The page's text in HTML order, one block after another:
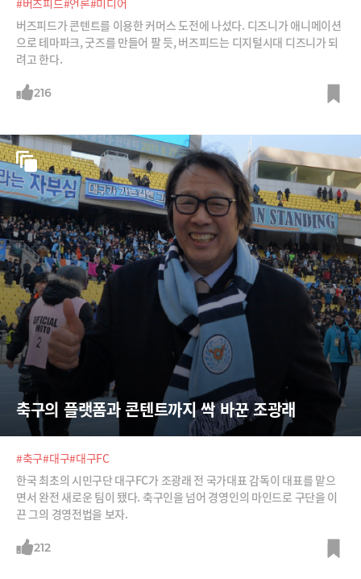
#버즈피드#언론#미디어
버즈피드가 콘텐트를 이용한 커머스 도전에 나섰다. 디즈니가 애니메이션
으로 테마파크, 굿즈를 만들어 팔 듯, 버즈피드는 디지털시대 디즈니가 되
려고 한다.
216
축구의 플랫폼과 콘텐트까지 싹 바꾼 조광래
#축구#대구#대구FC
한국 최초의 시민구단 대구FC가 조광래 전 국가대표 감독이 대표를 맡으
면서 완전 새로운 팀이 됐다. 축구인을 넘어 경영인의 마인드로 구단을 이
끈 그의 경영전법을 보자.
212